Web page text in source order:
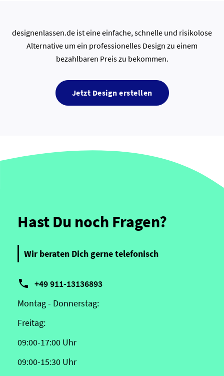
designenlassen.de ist eine einfache, schnelle und risikolose
Alternative um ein professionelles Design zu einem
bezahlbaren Preis zu bekommen.
Jetzt Design erstellen
Hast Du noch Fragen?
Wir beraten Dich gerne telefonisch
 +49 911-13136893
Montag - Donnerstag:
Freitag:
09:00-17:00 Uhr
09:00-15:30 Uhr